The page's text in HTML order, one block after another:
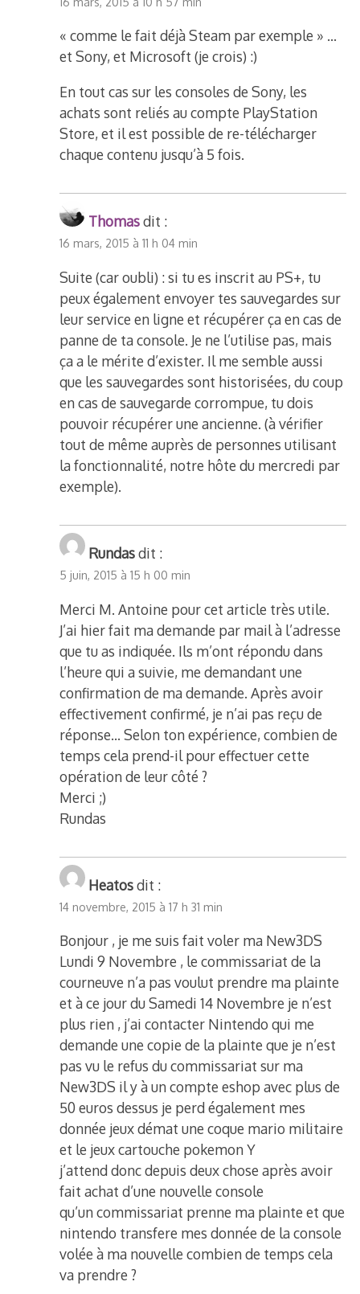
« comme le fait déjà Steam par exemple » …
et Sony, et Microsoft (je crois) :)
En tout cas sur les consoles de Sony, les
achats sont reliés au compte PlayStation
Store, et il est possible de re-télécharger
chaque contenu jusqu’à 5 fois.
Thomasdit :
16 mars, 2015 à 11 h 04 min
Suite (car oubli) : si tu es inscrit au PS+, tu
peux également envoyer tes sauvegardes sur
leur service en ligne et récupérer ça en cas de
panne de ta console. Je ne l’utilise pas, mais
ça a le mérite d’exister. Il me semble aussi
que les sauvegardes sont historisées, du coup
en cas de sauvegarde corrompue, tu dois
pouvoir récupérer une ancienne. (à vérifier
tout de même auprès de personnes utilisant
la fonctionnalité, notre hôte du mercredi par
exemple).
Rundasdit :
5 juin, 2015 à 15 h 00 min
Merci M. Antoine pour cet article très utile.
J’ai hier fait ma demande par mail à l’adresse
que tu as indiquée. Ils m’ont répondu dans
l’heure qui a suivie, me demandant une
confirmation de ma demande. Après avoir
effectivement confirmé, je n’ai pas reçu de
réponse… Selon ton expérience, combien de
temps cela prend-il pour effectuer cette
opération de leur côté ?
Merci ;)
Rundas
Heatosdit :
14 novembre, 2015 à 17 h 31 min
Bonjour , je me suis fait voler ma New3DS
Lundi 9 Novembre , le commissariat de la
courneuve n’a pas voulut prendre ma plainte
et à ce jour du Samedi 14 Novembre je n’est
plus rien , j’ai contacter Nintendo qui me
demande une copie de la plainte que je n’est
pas vu le refus du commissariat sur ma
New3DS il y à un compte eshop avec plus de
50 euros dessus je perd également mes
donnée jeux démat une coque mario militaire
et le jeux cartouche pokemon Y
j’attend donc depuis deux chose après avoir
fait achat d’une nouvelle console
qu’un commissariat prenne ma plainte et que
nintendo transfere mes donnée de la console
volée à ma nouvelle combien de temps cela
va prendre ?